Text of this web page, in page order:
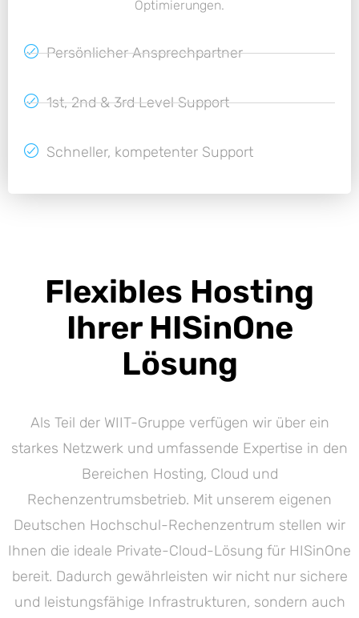
Optimierungen.
Persönlicher Ansprechpartner
1st, 2nd & 3rd Level Support
Schneller, kompetenter Support
Flexibles Hosting
Ihrer HISinOne
Lösung
Als Teil der WIIT-Gruppe verfügen wir über ein
starkes Netzwerk und umfassende Expertise in den
Bereichen Hosting, Cloud und
Rechenzentrumsbetrieb. Mit unserem eigenen
Deutschen Hochschul-Rechenzentrum stellen wir
Ihnen die ideale Private-Cloud-Lösung für HISinOne
bereit. Dadurch gewährleisten wir nicht nur sichere
und leistungsfähige Infrastrukturen, sondern auch